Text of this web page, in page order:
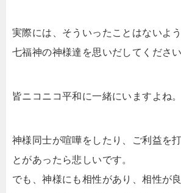
実際には、そういったことはないよう
七福神の神様達を思いだしてください
皆ニコニコ平和に一緒にいますよね。
神様同士が喧嘩をしたり、ご利益を
とがあったら悲しいです。
でも、神様にも相性があり、相性が